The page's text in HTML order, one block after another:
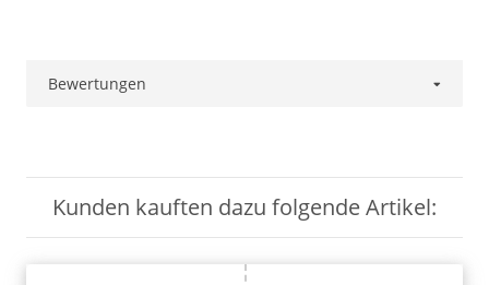
Bewertungen
Kunden kauften dazu folgende Artikel: